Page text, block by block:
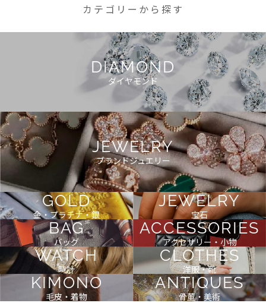
カテゴリーから探す
DIAMOND
ダイヤモンド
JEWELRY
ブランドジュエリー
GOLD
金・プラチナ・銀
JEWELRY
宝石
BAG
バッグ
ACCESSORIES
アクセサリー・小物
WATCH
時計
CLOTHES
洋服・靴
KIMONO
毛皮・着物
ANTIQUES
骨董・美術